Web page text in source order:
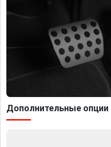
Дополнительные опции